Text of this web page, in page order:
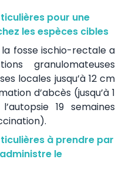
pour une
les espèces cibles
la fosse ischio-rectale a
granulomateuses
locales jusqu’à 12 cm
d’abcès (jusqu’à 1
19 semaines
à prendre par
le